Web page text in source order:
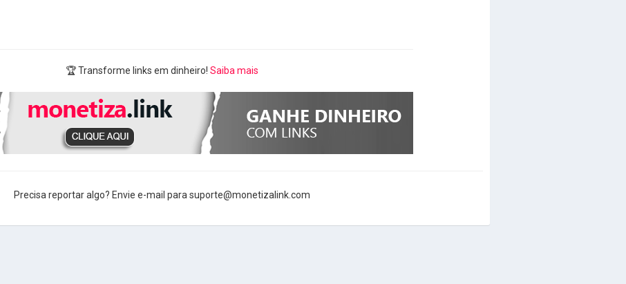
🏆 Transforme links em dinheiro! Saiba mais
Precisa reportar algo? Envie e-mail para suporte@monetizalink.com